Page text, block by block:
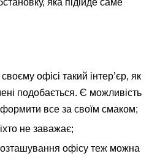
яка підійде саме
своєму офісі такий інтер’єр, як
подобається. Є можливість
все за своїм смаком;
не заважає;
офісу теж можна